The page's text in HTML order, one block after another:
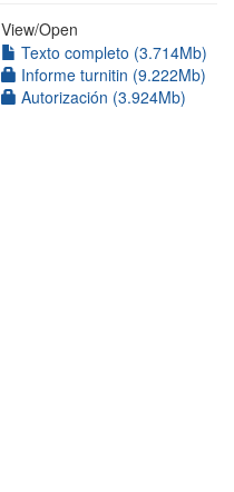
View/Open
Texto completo (3.714Mb)
Informe turnitin (9.222Mb)
Autorización (3.924Mb)